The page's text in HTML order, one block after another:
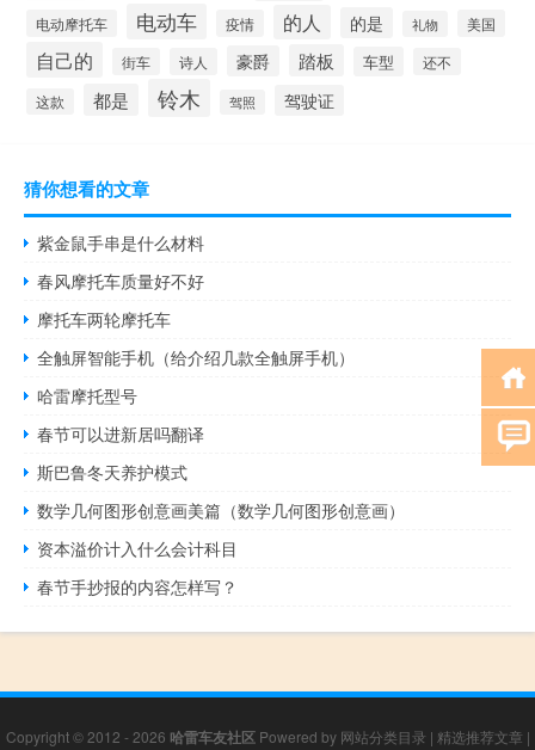
电动摩托车 电动车 疫情 的人 的是 礼物 美国
自己的 街车 诗人 豪爵 踏板 车型 还不
这款 都是 铃木 驾照 驾驶证
猜你想看的文章
紫金鼠手串是什么材料
春风摩托车质量好不好
摩托车两轮摩托车
全触屏智能手机（给介绍几款全触屏手机）
哈雷摩托型号
春节可以进新居吗翻译
斯巴鲁冬天养护模式
数学几何图形创意画美篇（数学几何图形创意画）
资本溢价计入什么会计科目
春节手抄报的内容怎样写？
Copyright © 2012 - 2026 哈雷车友社区Powered by 网站分类目录 | 精选推荐文章 |